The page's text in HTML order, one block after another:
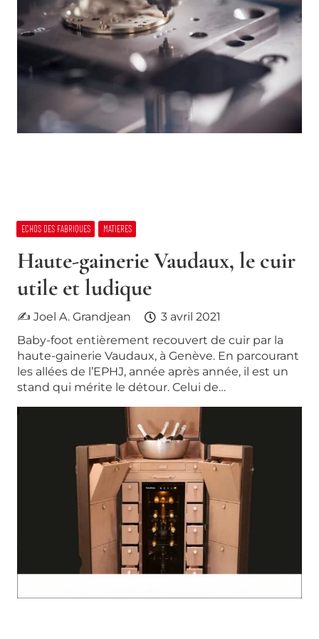
ECHOS DES FABRIQUES MATIERES
Haute-gainerie Vaudaux, le cuir
utile et ludique
✍ Joel A. Grandjean
3 avril 2021
Baby-foot entièrement recouvert de cuir par la
haute-gainerie Vaudaux, à Genève. En parcourant
les allées de l’EPHJ, année après année, il est un
stand qui mérite le détour. Celui de…